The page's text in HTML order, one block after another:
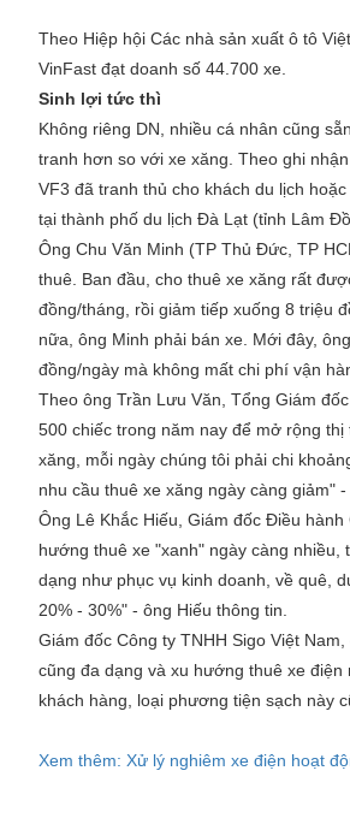
Theo Hiệp hội Các nhà sản xuất ô tô
VinFast đạt doanh số 44.700 xe.
Sinh lợi tức thì
Không riêng DN, nhiều cá nhân cũng
tranh hơn so với xe xăng. Theo ghi
VF3 đã tranh thủ cho khách du lịch
tại thành phố du lịch Đà Lạt (tỉnh Lâm
Ông Chu Văn Minh (TP Thủ Đức, TP
thuê. Ban đầu, cho thuê xe xăng rất
đồng/tháng, rồi giảm tiếp xuống 8 triệu
nữa, ông Minh phải bán xe. Mới đây,
đồng/ngày mà không mất chi phí vận
Theo ông Trần Lưu Văn, Tổng Giám
500 chiếc trong năm nay để mở rộng
xăng, mỗi ngày chúng tôi phải chi
nhu cầu thuê xe xăng ngày càng giảm" -
Ông Lê Khắc Hiếu, Giám đốc Điều
hướng thuê xe "xanh" ngày càng
dạng như phục vụ kinh doanh, về quê,
20% - 30%" - ông Hiếu thông tin.
Giám đốc Công ty TNHH Sigo Việt
cũng đa dạng và xu hướng thuê xe
khách hàng, loại phương tiện sạch này
Xem thêm: Xử lý nghiêm xe điện hoạt